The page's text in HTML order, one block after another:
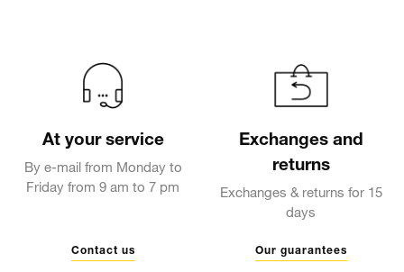
At your service
By e-mail from Monday to
Friday from 9 am to 7 pm
Contact us
Exchanges and
returns
Exchanges & returns for 15
days
Our guarantees